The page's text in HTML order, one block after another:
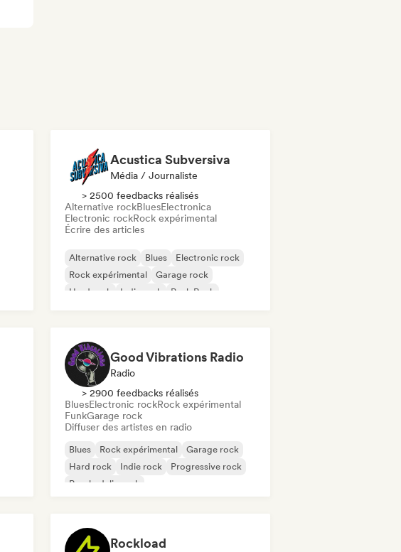
Acustica Subversiva
Média / Journaliste
> 2500 feedbacks réalisés
Alternative rockBluesElectronica
Electronic rockRock expérimental
Écrire des articles
Alternative rock Blues
Electronic rock
Rock expérimental
Garage rock
Hard rock
Indie rock Punk Rock
Good Vibrations Radio
Radio
> 2900 feedbacks réalisés
BluesElectronic rockRock expérimental
FunkGarage rock
Diffuser des artistes en radio
Blues Rock expérimental
Garage rock
Hard rock
Indie rock
Progressive rock
Psychedelic rock
Rockload